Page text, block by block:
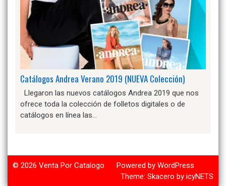
Catálogos Andrea Verano 2019 (NUEVA Colección)
Llegaron las nuevos catálogos Andrea 2019 que nos
ofrece toda la colección de folletos digitales o de
catálogos en línea las…
© 2026 Venta Por Catalogo
Powered by WordPress
Theme: Skacero by icyNETS